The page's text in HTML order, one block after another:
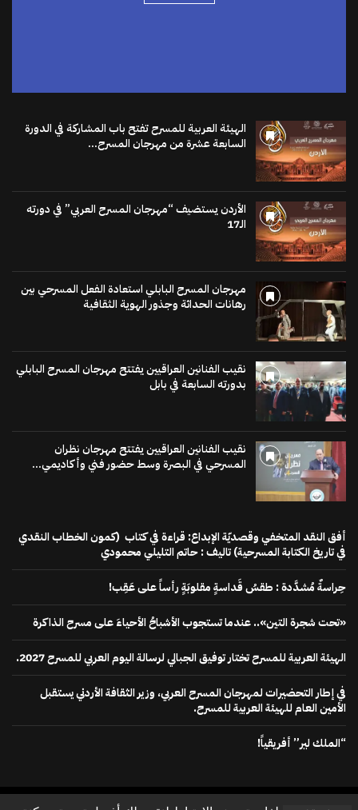
الهيئة العربية للمسرح تفتح باب المشاركة في الدورة
السابعة عشرة من مهرجان المسرح...
الأردن يستضيف “مهرجان المسرح العربي” في دورته
الـ17
مهرجان المسرح البابلي استعادة الفعل المسرحي بين
رهانات الحداثة وجذور الهوية الثقافية
نقيب الفنانين العراقيين يفتتح مهرجان المسرح البابلي
بدورته السابعة في بابل
نقيب الفنانين العراقيين يفتتح مهرجان نظران
المسرحي في البصرة وسط حضور فني وأكاديمي...
أفق النقد المتخفي وقصديّة الإبداع: قراءة في كتاب (كمون الخطاب النقدي
في تاريخ الكتابة المسرحية) تاليف : حاتم التليلي محمودي
حِراسةٌ مُشدَّدة : طقسُ قَداسةٍ مقلوبَةٍ رأساً على عَقِب!
«تحت شجرة التين».. عندما تستجوب الأشباحُ الأحياءَ على مسرح الذاكرة
الهيئة العربية للمسرح تختار توفيق الجبالي لرسالة اليوم العربي للمسرح 2027.
في إطار التحضيرات لمهرجان المسرح العربي، وزير الثقافة الأردني يستقبل
الأمين العام للهيئة العربية للمسرح.
“الملك لير” أفريقياً!